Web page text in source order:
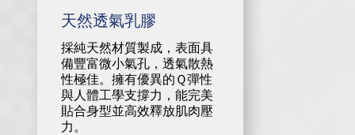
天然透氣乳膠
採純天然材質製成，表面具
備豐富微小氣孔，透氣散熱
性極佳。擁有優異的Ｑ彈性
與人體工學支撐力，能完美
貼合身型並高效釋放肌肉壓
力。